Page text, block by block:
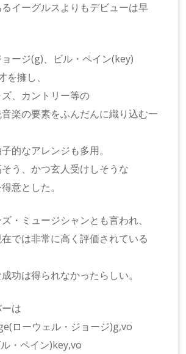
イーグルスよりもデビューは早
ージ(g)、ビル・ペイン(key)
を擁し、
、カントリー等の
楽の要素をふんだんに織り込む一
的なアレンジも多用。
う、かつ玄人受けしそうな
意とした。
・ミュージシャンとも言われ、
では非常に高く評価されている
功は得られなかったらしい。
は
ローウェル・ジョージ)g,vo
・ペイン)key,vo